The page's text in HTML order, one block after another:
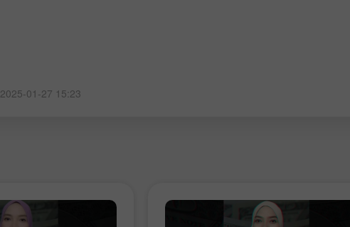
2025-01-27 15:23